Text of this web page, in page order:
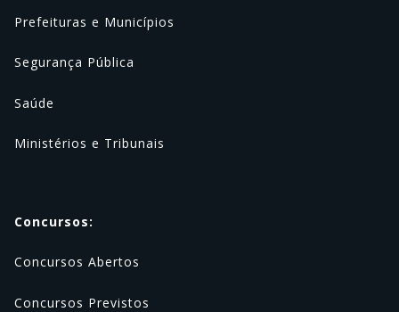
Prefeituras e Municípios
Segurança Pública
Saúde
Ministérios e Tribunais
Concursos:
Concursos Abertos
Concursos Previstos